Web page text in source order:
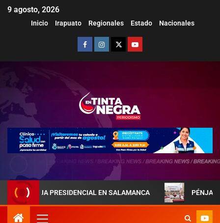
9 agosto, 2026
Inicio Irapuato Regionales Estado Nacionales
PRESIDENCIAL EN SALAMANCA PÉNJAMO